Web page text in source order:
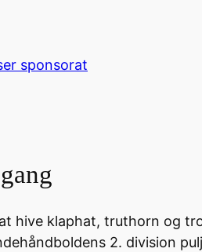
sponsorat
hive klaphat, truthorn og
2. division